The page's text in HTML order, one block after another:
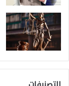
ط
ط
ا
ج